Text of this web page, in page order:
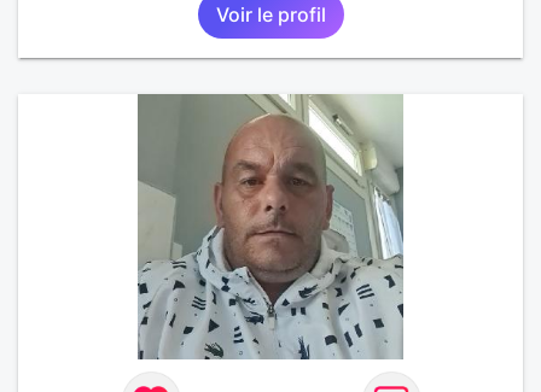
Voir le profil